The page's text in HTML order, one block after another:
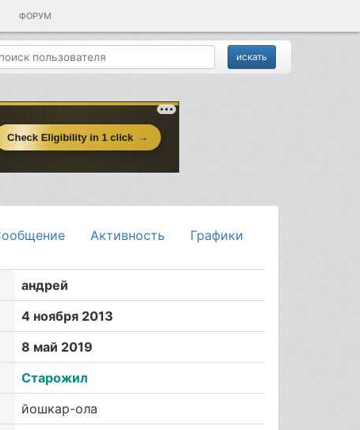
ФОРУМ
Активность Графики
андрей
4 ноября 2013
8 май 2019
Старожил
йошкар-ола